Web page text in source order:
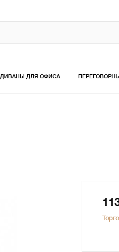
ДИВАНЫ ДЛЯ ОФИСА